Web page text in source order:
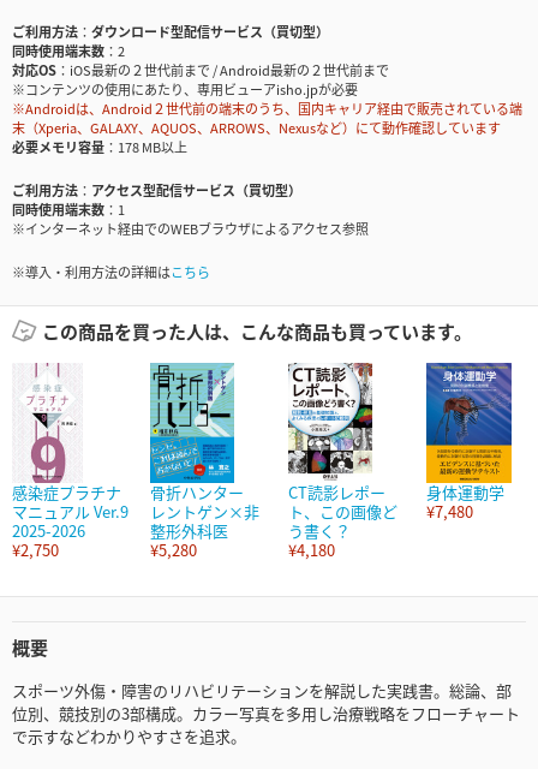
ご利用方法
ダウンロード型配信サービス（買切型）
同時使用端末数
2
対応OS
iOS最新の２世代前まで / Android最新の２世代前まで
※コンテンツの使用にあたり、専用ビューアisho.jpが必要
※Androidは、Android２世代前の端末のうち、国内キャリア経由で販売されている端
末（Xperia、GALAXY、AQUOS、ARROWS、Nexusなど）にて動作確認しています
必要メモリ容量
178 MB以上
ご利用方法
アクセス型配信サービス（買切型）
同時使用端末数
1
※インターネット経由でのWEBブラウザによるアクセス参照
※導入・利用方法の詳細はこちら
この商品を買った人は、こんな商品も買っています。
感染症プラチナ
マニュアル Ver.9
2025-2026
¥2,750
骨折ハンター
レントゲン×非
整形外科医
¥5,280
CT読影レポー
ト、この画像ど
う書く？
¥4,180
身体運動学
¥7,480
概要
スポーツ外傷・障害のリハビリテーションを解説した実践書。総論、部
位別、競技別の3部構成。カラー写真を多用し治療戦略をフローチャート
で示すなどわかりやすさを追求。